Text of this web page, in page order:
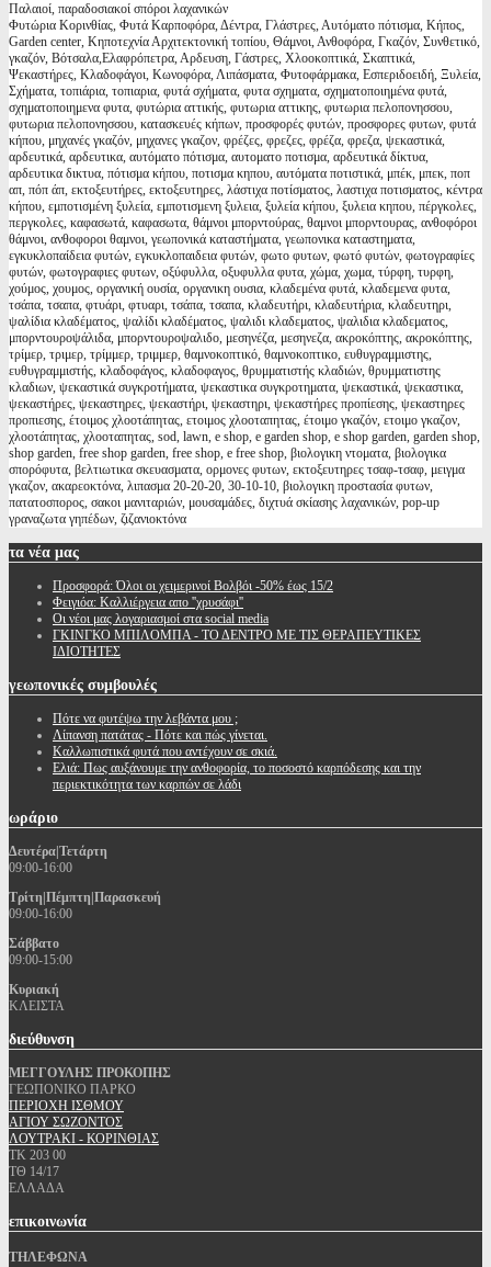
Παλαιοί, παραδοσιακοί σπόροι λαχανικών
Φυτώρια Κορινθίας, Φυτά Καρποφόρα, Δέντρα, Γλάστρες, Αυτόματο πότισμα, Κήπος,
Garden center, Κηποτεχνία Αρχιτεκτονική τοπίου, Θάμνοι, Ανθοφόρα, Γκαζόν, Συνθετικό,
γκαζόν, Βότσαλα,Ελαφρόπετρα, Αρδευση, Γάστρες, Χλοοκοπτικά, Σκαπτικά,
Ψεκαστήρες, Κλαδοφάγοι, Κωνοφόρα, Λιπάσματα, Φυτοφάρμακα, Εσπεριδοειδή, Ξυλεία,
Σχήματα, τοπιάρια, τοπιαρια, φυτά σχήματα, φυτα σχηματα, σχηματοποιημένα φυτά,
σχηματοποιημενα φυτα, φυτώρια αττικής, φυτωρια αττικης, φυτωρια πελοπονησσου,
φυτωρια πελοπονησσου, κατασκευές κήπων, προσφορές φυτών, προσφορες φυτων, φυτά
κήπου, μηχανές γκαζόν, μηχανες γκαζον, φρέζες, φρεζες, φρέζα, φρεζα, ψεκαστικά,
αρδευτικά, αρδευτικα, αυτόματο πότισμα, αυτοματο ποτισμα, αρδευτικά δίκτυα,
αρδευτικα δικτυα, πότισμα κήπου, ποτισμα κηπου, αυτόματα ποτιστικά, μπέκ, μπεκ, ποπ
απ, πόπ άπ, εκτοξευτήρες, εκτοξευτηρες, λάστιχα ποτίσματος, λαστιχα ποτισματος, κέντρα
κήπου, εμποτισμένη ξυλεία, εμποτισμενη ξυλεια, ξυλεία κήπου, ξυλεια κηπου, πέργκολες,
περγκολες, καφασωτά, καφασωτα, θάμνοι μπορντούρας, θαμνοι μπορντουρας, ανθοφόροι
θάμνοι, ανθοφοροι θαμνοι, γεωπονικά καταστήματα, γεωπονικα καταστηματα,
εγκυκλοπαίδεια φυτών, εγκυκλοπαιδεια φυτών, φωτο φυτων, φωτό φυτών, φωτογραφίες
φυτών, φωτογραφιες φυτων, οξύφυλλα, οξυφυλλα φυτα, χώμα, χωμα, τύρφη, τυρφη,
χούμος, χουμος, οργανική ουσία, οργανικη ουσια, κλαδεμένα φυτά, κλαδεμενα φυτα,
τσάπα, τσαπα, φτυάρι, φτυαρι, τσάπα, τσαπα, κλαδευτήρι, κλαδευτήρια, κλαδευτηρι,
ψαλίδια κλαδέματος, ψαλίδι κλαδέματος, ψαλιδι κλαδεματος, ψαλιδια κλαδεματος,
μπορντουροψάλιδα, μπορντουροψαλιδο, μεσηνέζα, μεσηνεζα, ακροκόπτης, ακροκόπτης,
τρίμερ, τριμερ, τρίμμερ, τριμμερ, θαμνοκοπτικό, θαμνοκοπτικο, ευθυγραμμιστης,
ευθυγραμμιστής, κλαδοφάγος, κλαδοφαγος, θρυμματιστής κλαδιών, θρυμματιστης
κλαδιων, ψεκαστικά συγκροτήματα, ψεκαστικα συγκροτηματα, ψεκαστικά, ψεκαστικα,
ψεκαστήρες, ψεκαστηρες, ψεκαστήρι, ψεκαστηρι, ψεκαστήρες προπίεσης, ψεκαστηρες
προπιεσης, έτοιμος χλοοτάπητας, ετοιμος χλοοταπητας, έτοιμο γκαζόν, ετοιμο γκαζον,
χλοοτάπητας, χλοοταπητας, sod, lawn, e shop, e garden shop, e shop garden, garden shop,
shop garden, free shop garden, free shop, e free shop, βιολογικη ντοματα, βιολογικα
σπορόφυτα, βελτιωτικα σκευασματα, ορμονες φυτων, εκτοξευτηρες τσαφ-τσαφ, μειγμα
γκαζον, ακαρεοκτόνα, λιπασμα 20-20-20, 30-10-10, βιολογικη προστασία φυτων,
πατατοσπορος, σακοι μανιταριών, μουσαμάδες, διχτυά σκίασης λαχανικών, pop-up
γραναζωτα γηπέδων, ζιζανιοκτόνα
τα νέα μας
Προσφορά: Όλοι οι χειμερινοί Βολβόι -50% έως 15/2
Φειγιόα: Καλλιέργεια απο ''χρυσάφι''
Oι νέοι μας λογαριασμοί στα social media
ΓΚΙΝΓΚΟ ΜΠΙΛΟΜΠΑ - ΤΟ ΔΕΝΤΡΟ ΜΕ ΤΙΣ ΘΕΡΑΠΕΥΤΙΚΕΣ
ΙΔΙΟΤΗΤΕΣ
γεωπονικές συμβουλές
Πότε να φυτέψω την λεβάντα μου ;
Λίπανση πατάτας - Πότε και πώς γίνεται.
Καλλωπιστικά φυτά που αντέχουν σε σκιά.
Ελιά: Πως αυξάνουμε την ανθοφορία, το ποσοστό καρπόδεσης και την
περιεκτικότητα των καρπών σε λάδι
ωράριο
Δευτέρα|Τετάρτη
09:00-16:00
Τρίτη|Πέμπτη|Παρασκευή
09:00-16:00
Σάββατο
09:00-15:00
Κυριακή
ΚΛΕΙΣΤΑ
διεύθυνση
ΜΕΓΓΟΥΛΗΣ ΠΡΟΚΟΠΗΣ
ΓΕΩΠΟΝΙΚΟ ΠΑΡΚΟ
ΠΕΡΙΟΧΗ ΙΣΘΜΟΥ
ΑΓΙΟΥ ΣΩΖΟΝΤΟΣ
ΛΟΥΤΡΑΚΙ - ΚΟΡΙΝΘΙΑΣ
ΤΚ 203 00
ΤΘ 14/17
ΕΛΛΑΔΑ
επικοινωνία
ΤΗΛΕΦΩΝΑ